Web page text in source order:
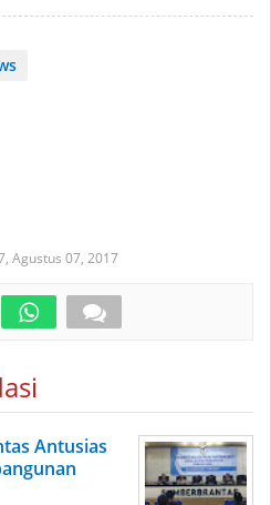
Agustus 07, 2017
Antusias